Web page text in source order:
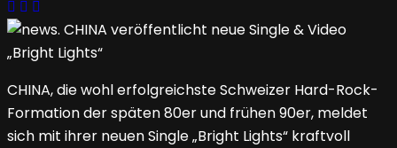
CHINA, die wohl erfolgreichste Schweizer Hard-Rock-
Formation der späten 80er und frühen 90er, meldet
sich mit ihrer neuen Single „Bright Lights“ kraftvoll